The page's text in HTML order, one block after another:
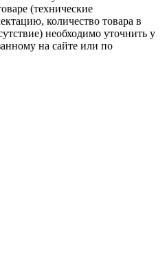
(технические
количество товара в
необходимо уточнить у
на сайте или по